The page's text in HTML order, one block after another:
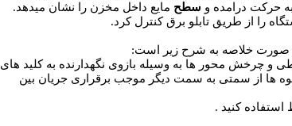
حرکت درامده و سطح مایع داخل مخزن را نشان میدهد.
را از طریق تابلو برق کنترل کرد.
صورت خلاصه به شرح زیر است:
و چرخش محور ها به وسیله بازوی نگهدارنده به کلید های
ها از سمتی به سمت دیگر موجب برقراری جریان بین
استفاده کنید .